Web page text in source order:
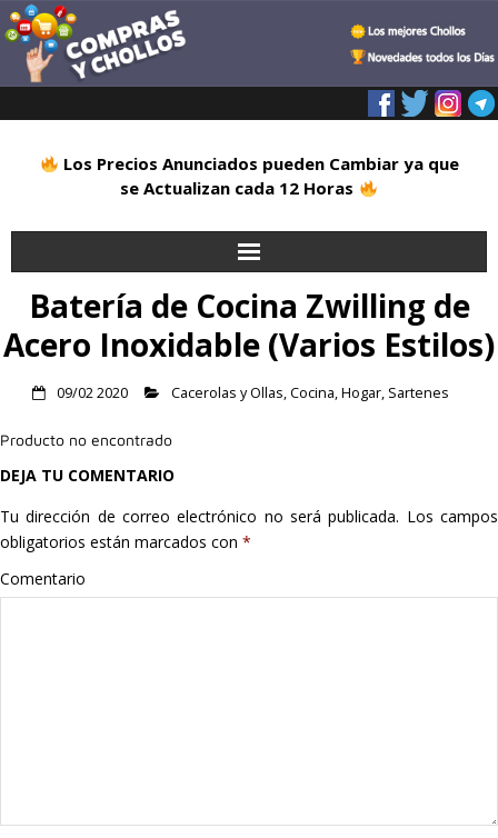
Los Precios Anunciados pueden Cambiar ya que
se Actualizan cada 12 Horas
Inicio
Alimentación
Deportes
Hogar
Informática
Batería de Cocina Zwilling de
Acero Inoxidable (Varios Estilos)
09/02 2020 Cacerolas y Ollas,Cocina,Hogar, Sartenes
Producto no encontrado
DEJA TU COMENTARIO
Tu dirección de correo electrónico no será publicada. Los campos
obligatorios están marcados con *
Comentario